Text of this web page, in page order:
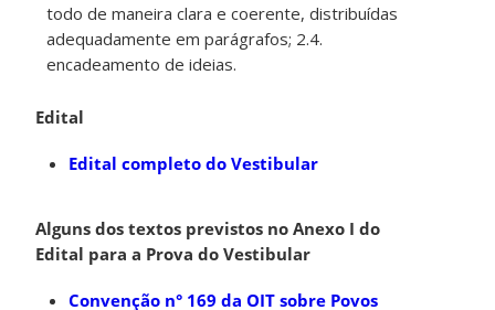
todo de maneira clara e coerente, distribuídas
adequadamente em parágrafos; 2.4.
encadeamento de ideias.
Edital
Edital completo do Vestibular
Alguns dos textos previstos no Anexo I do
Edital para a Prova do Vestibular
Convenção n° 169 da OIT sobre Povos